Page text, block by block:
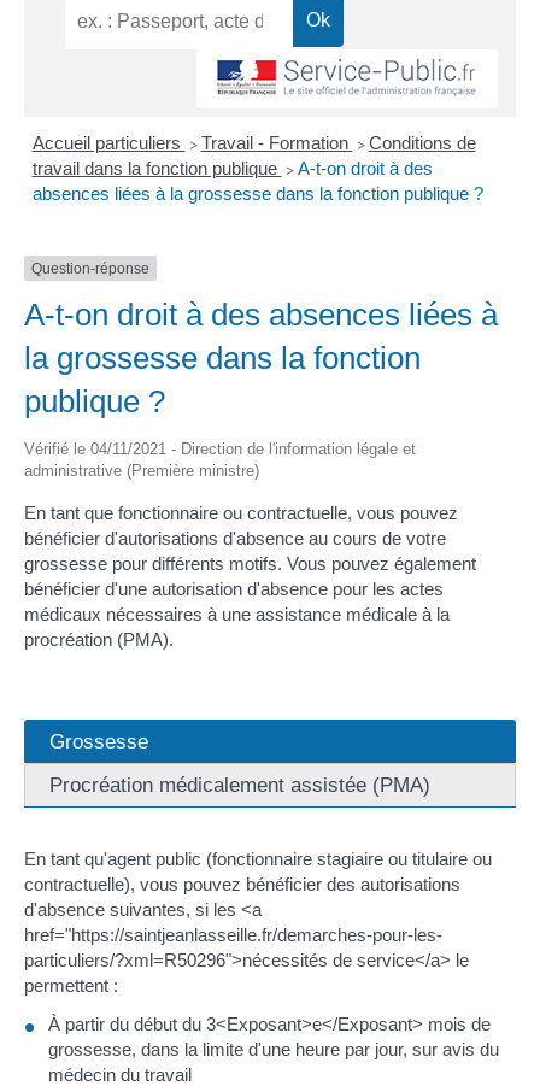
Accueil particuliers > Travail - Formation > Conditions de
travail dans la fonction publique > A-t-on droit à des
absences liées à la grossesse dans la fonction publique ?
Question-réponse
A-t-on droit à des absences liées à
la grossesse dans la fonction
publique ?
Vérifié le 04/11/2021 - Direction de l'information légale et
administrative (Première ministre)
En tant que fonctionnaire ou contractuelle, vous pouvez
bénéficier d'autorisations d'absence au cours de votre
grossesse pour différents motifs. Vous pouvez également
bénéficier d'une autorisation d'absence pour les actes
médicaux nécessaires à une assistance médicale à la
procréation (PMA).
Grossesse
Procréation médicalement assistée (PMA)
En tant qu'agent public (fonctionnaire stagiaire ou titulaire ou
contractuelle), vous pouvez bénéficier des autorisations
d'absence suivantes, si les <a
href="https://saintjeanlasseille.fr/demarches-pour-les-
particuliers/?xml=R50296">nécessités de service</a> le
permettent :
À partir du début du 3<Exposant>e</Exposant> mois de
grossesse, dans la limite d'une heure par jour, sur avis du
médecin du travail